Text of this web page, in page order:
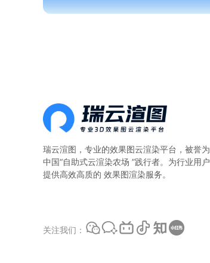
瑞云渲图，专业的效果图云渲染平台 ，被誉为
中国“自助式云渲染农场 ”践行者。为行业用户
提供高效高质的 效果图渲染服务。
关注我们：